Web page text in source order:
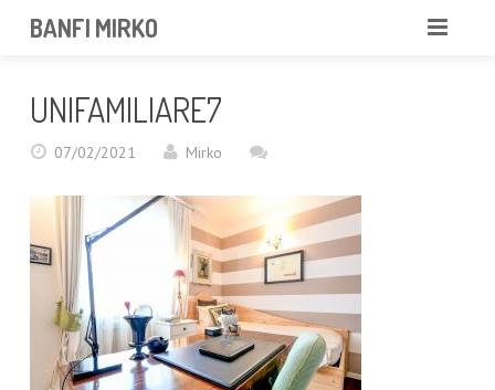
BANFI MIRKO
PORTFOLIO
SERVIZI
NEWS
UNIFAMILIARE7
07/02/2021 Mirko